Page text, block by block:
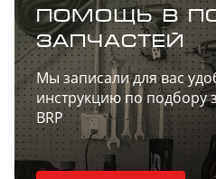
ПОМОЩЬ В
ЗАПЧАСТЕЙ
Мы записали для вас
инструкцию по подбору
BRP